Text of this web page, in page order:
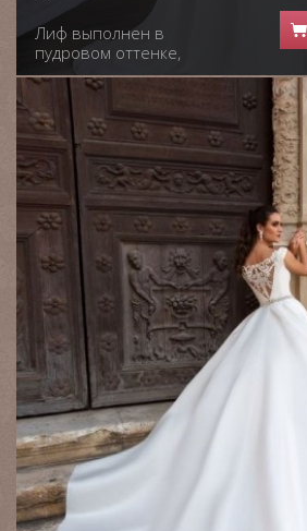
Лиф выполнен в
пудровом оттенке,
маечка сьемная